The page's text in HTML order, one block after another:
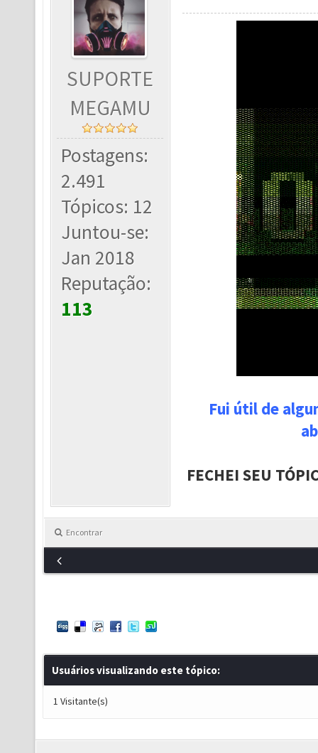
SUPORTE
MEGAMU
Postagens:
2.491
Tópicos: 12
Juntou-se:
Jan 2018
Reputação:
113
Fui útil de
FECHEI SEU
Encontrar
Usuários visualizando este tópico:
1 Visitante(s)